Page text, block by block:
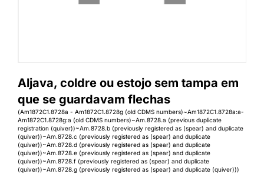
Aljava, coldre ou estojo sem tampa em
que se guardavam flechas
(Am1872C1.8728a - Am1872C1.8728g (old CDMS numbers)~Am1872C1.8728a:a-
Am1872C1.8728g:a (old CDMS numbers)~Am.8728.a (previous duplicate
registration (quiver))~Am.8728.b (previously registered as (spear) and duplicate
(quiver))~Am.8728.c (previously registered as (spear) and duplicate
(quiver))~Am.8728.d (previously registered as (spear) and duplicate
(quiver))~Am.8728.e (previously registered as (spear) and duplicate
(quiver))~Am.8728.f (previously registered as (spear) and duplicate
(quiver))~Am.8728.g (previously registered as (spear) and duplicate (quiver)))